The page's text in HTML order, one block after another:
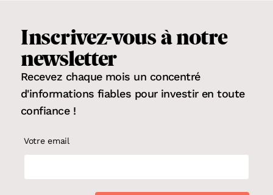
Inscrivez-vousà notre
newsletter
Recevez chaque mois un concentré
d'informations fiables pour investir en toute
confiance !
Votre email